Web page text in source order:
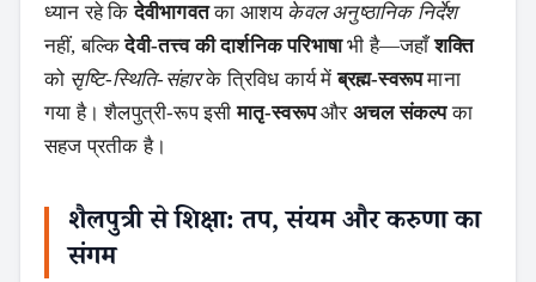
ध्यान रहे किदेवीभागवतका आशय केवल अनुष्ठानिक निर्देश
नहीं, बल्किदेवी‑तत्त्व की दार्शनिक परिभाषाभी है—जहाँशक्ति
को सृष्टि‑स्थिति‑संहारके त्रिविध कार्य मेंब्रह्म‑स्वरूपमाना
गया है। शैलपुत्री‑रूप इसीमातृ‑स्वरूपऔर अचल संकल्पका
सहज प्रतीक है।
शैलपुत्री से शिक्षा: तप, संयम और करुणा का
संगम